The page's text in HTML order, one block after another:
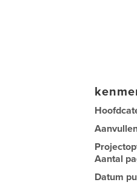
Aantal
Datum